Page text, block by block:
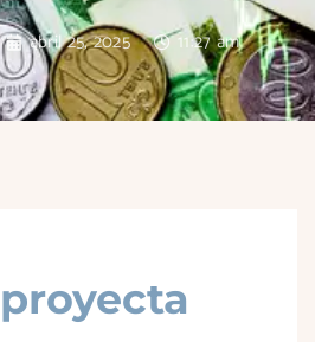
abril 25, 2025 11:27 am